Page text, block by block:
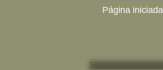
Página